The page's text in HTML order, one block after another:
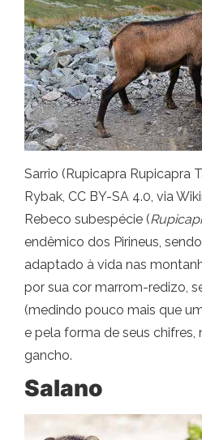
Sarrio (Rupicapra Rupicapra
Rybak, CC BY-SA 4.0, via
Rebeco subespécie (
endêmico dos Pirineus,
adaptado à vida nas
por sua cor marrom-redizo,
(medindo pouco mais que
e pela forma de seus chifres,
gancho.
Salano